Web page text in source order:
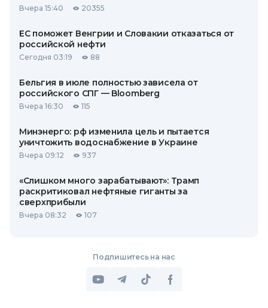
Вчера 15:40 20355
ЕС поможет Венгрии и Словакии отказаться от
российской нефти
Сегодня 03:19 88
Бельгия в июле полностью зависела от
российского СПГ — Bloomberg
Вчера 16:30 115
Минэнерго: рф изменила цель и пытается
уничтожить водоснабжение в Украине
Вчера 09:12 937
«Слишком много зарабатывают»: Трамп
раскритиковал нефтяные гиганты за
сверхприбыли
Вчера 08:32 107
Подпишитесь на нас